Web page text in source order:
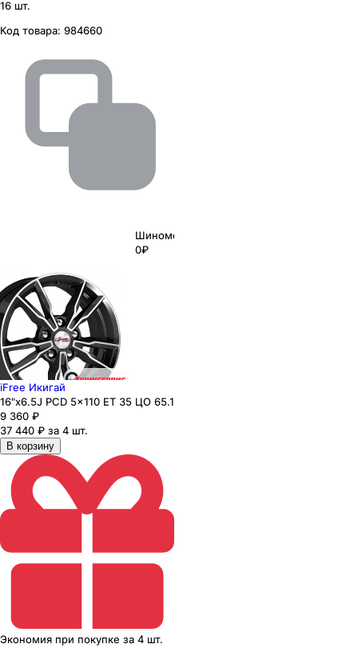
16 шт.
Код товара: 984660
Шиномонтаж
0₽
iFree Икигай
16"x6.5J PCD 5x110 ЕТ 35 ЦО 65.1
9 360 ₽
37 440 ₽ за 4 шт.
В корзину
Экономия при покупке за 4 шт.